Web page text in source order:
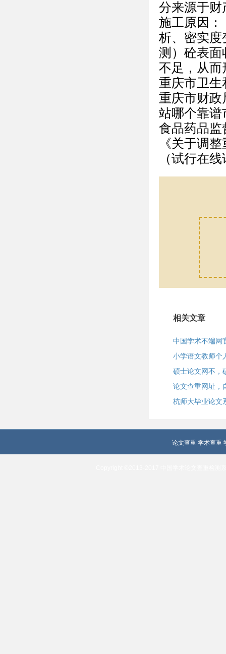
分来源于财
施工原因：
析、密实度
测）砼表面
不足，从而
重庆市卫生
重庆市财政
站哪个靠谱
食品药品监
《关于调
（试行在
相关文章
中国学术不端网
小学语文教师个
硕士论文网不，
论文查重网址，
杭师大毕业论文
论文查重 学术查重